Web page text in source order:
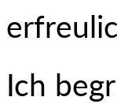
Ich